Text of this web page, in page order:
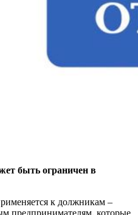
быть ограничен в
к должникам –
предпринимателям, которые